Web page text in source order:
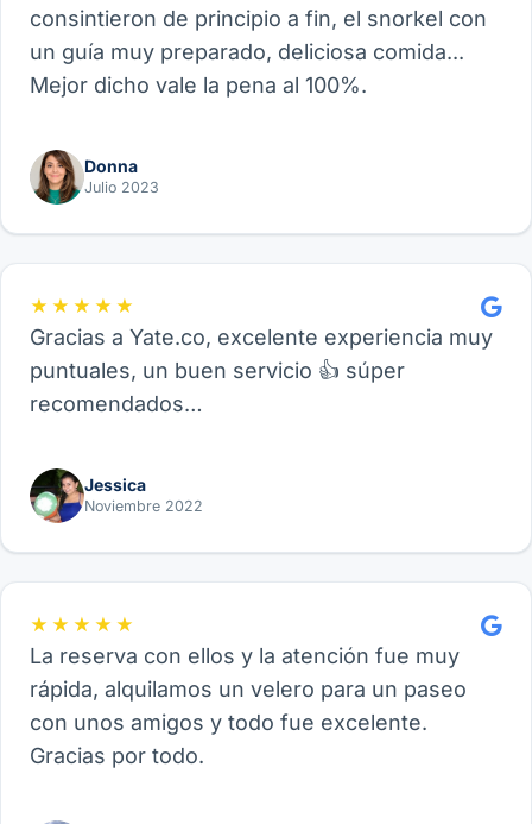
consintieron de principio a fin, el snorkel con
un guía muy preparado, deliciosa comida...
Mejor dicho vale la pena al 100%.
Donna
Julio 2023
★★★★★
Gracias a Yate.co, excelente experiencia muy
puntuales, un buen servicio 👍 súper
recomendados…
Jessica
Noviembre 2022
★★★★★
La reserva con ellos y la atención fue muy
rápida, alquilamos un velero para un paseo
con unos amigos y todo fue excelente.
Gracias por todo.